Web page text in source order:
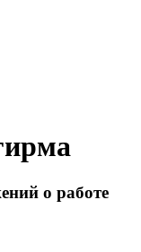
о работе